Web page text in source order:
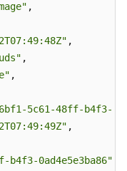
,
,
,
,
5c61-48ff-b4f3-
,
b4f3-0ad4e5e3ba86"